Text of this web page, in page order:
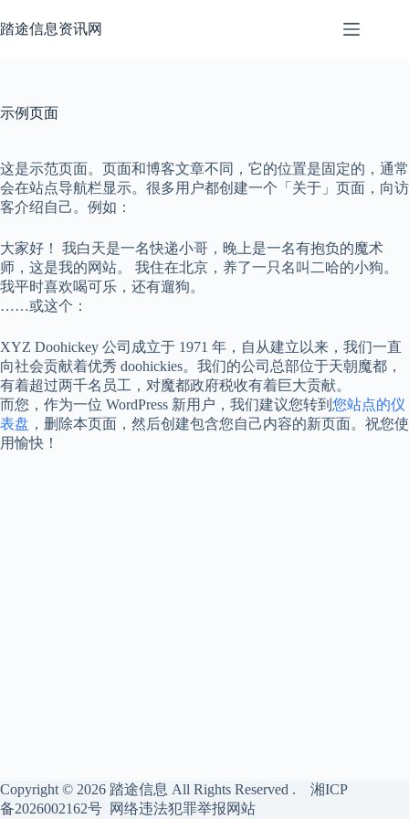
至
踏途信息资讯网
示例页面
这是示范页面。页面和博客文章不同，它的位置是固定的，通常
会在站点导航栏显示。很多用户都创建一个「关于」页面，向访
客介绍自己。例如：
大家好！ 我白天是一名快递小哥，晚上是一名有抱负的魔术
师，这是我的网站。 我住在北京，养了一只名叫二哈的小狗。
我平时喜欢喝可乐，还有遛狗。
……或这个：
XYZ Doohickey 公司成立于 1971 年，自从建立以来，我们一直
向社会贡献着优秀 doohickies。我们的公司总部位于天朝魔都，
有着超过两千名员工，对魔都政府税收有着巨大贡献。
而您，作为一位 WordPress 新用户，我们建议您转到 您站点的仪
表盘 ，删除本页面，然后创建包含您自己内容的新页面。祝您使
用愉快！
Copyright © 2026 踏途信息 All Rights Reserved . 湘ICP
备2026002162号 网络违法犯罪举报网站